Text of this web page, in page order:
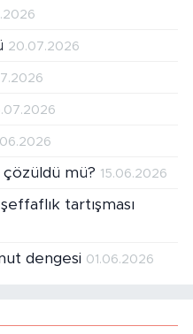
20.07.2026
çözüldü mü? 15.06.2026
tartışması
dengesi 01.06.2026